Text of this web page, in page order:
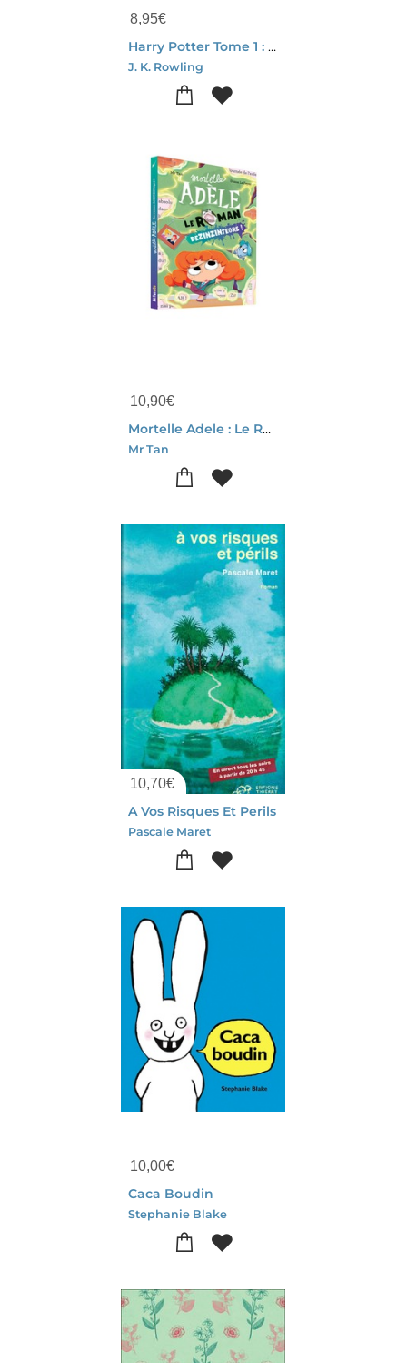
8,95€
Harry Potter Tome 1 : Harry Potter A L'ecole Des Sorciers
J. K. Rowling
10,90€
Mortelle Adele : Le Roman Dezinzintegre !
Mr Tan
10,70€
A Vos Risques Et Perils
Pascale Maret
10,00€
Caca Boudin
Stephanie Blake